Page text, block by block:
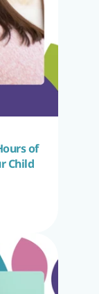
of
Child